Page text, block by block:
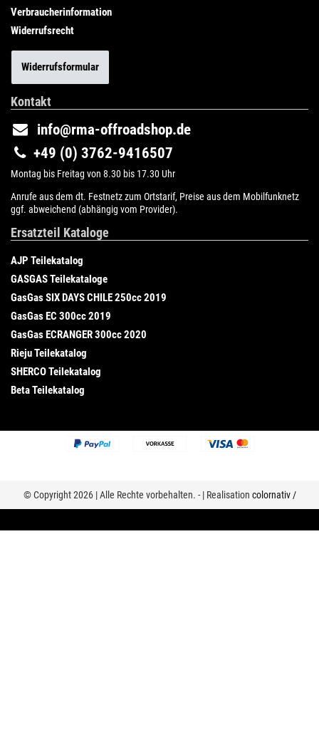
Verbraucherinformation
Widerrufsrecht
Widerrufsformular
Kontakt
info@rma-offroadshop.de
+49 (0) 3762-9416507
Montag bis Freitag von 8.30 bis 17.30 Uhr
Anrufe aus dem dt. Festnetz zum Ortstarif, Preise aus dem Mobilfunknetz
ggf. abweichend (abhängig vom Provider).
Ersatzteil Kataloge
AJP Teilekatalog
GASGAS Teilekataloge
GasGas SIX DAYS CHILE 250cc 2019
GasGas EC 300cc 2019
GasGas ECRANGER 300cc 2020
Rieju Teilekatalog
SHERCO Teilekatalog
Beta Teilekatalog
© Copyright 2026 | Alle Rechte vorbehalten. - | Realisation colornativ /